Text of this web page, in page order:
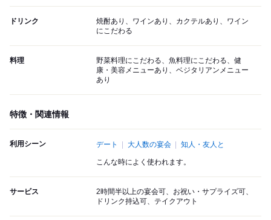
ドリンク
焼酎あり、ワインあり、カクテルあり、ワイン
にこだわる
料理
野菜料理にこだわる、魚料理にこだわる、健
康・美容メニューあり、ベジタリアンメニュー
あり
特徴・関連情報
利用シーン デート 大人数の宴会 知人・友人と
こんな時によく使われます。
サービス
2時間半以上の宴会可、お祝い・サプライズ可、
ドリンク持込可、テイクアウト